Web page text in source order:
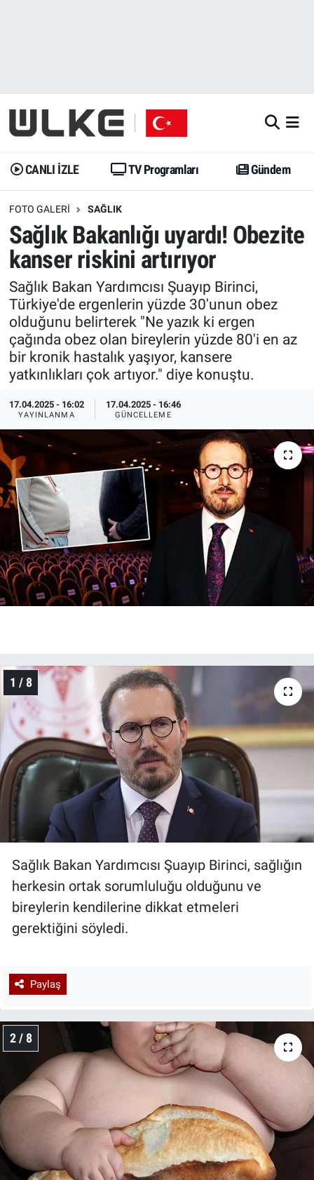
CANLI İZLE TV Programları Gündem
FOTO GALERI SAĞLIK
Sağlık Bakanlığı uyardı! Obezite
kanser riskini artırıyor
Sağlık Bakan Yardımcısı Şuayıp Birinci,
Türkiye'de ergenlerin yüzde 30'unun obez
olduğunu belirterek "Ne yazık ki ergen
çağında obez olan bireylerin yüzde 80'i en az
bir kronik hastalık yaşıyor, kansere
yatkınlıkları çok artıyor." diye konuştu.
17.04.2025 - 16:02
YAYINLANMA
17.04.2025 - 16:46
GÜNCELLEME
1 / 8
Sağlık Bakan Yardımcısı Şuayıp Birinci, sağlığın
herkesin ortak sorumluluğu olduğunu ve
bireylerin kendilerine dikkat etmeleri
gerektiğini söyledi.
Paylaş
2 / 8
Gündem
Dünya
Erişim Bilgileri
Ekonomi
Trend
Özel Haberler
Yazarlar
Gündem
Trend
Erişim Bilgileri
Spor
Ekonomi
Dünya
Medya
Özel Haberler
Kadın
Erişim Bilgileri
Sağlık
Teknoloji
Ramazan
İstanbul Namaz Vakitleri
Trafik Durumu
Erişim Bilgileri
Tüm Manşetler
Son Dakika Haberleri
Haber Arşivi